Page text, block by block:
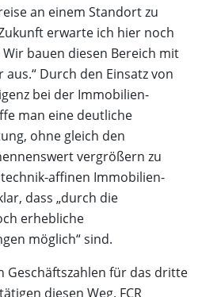
an einem Standort zu
erwarte ich hier noch
bauen diesen Bereich mit
Durch den Einsatz von
bei der Immobilien-
man eine deutliche
ohne gleich den
vergrößern zu
affinen Immobilien-
dass „durch die
erhebliche
möglich“ sind.
Geschäftszahlen für das dritte
diesen Weg. FCR